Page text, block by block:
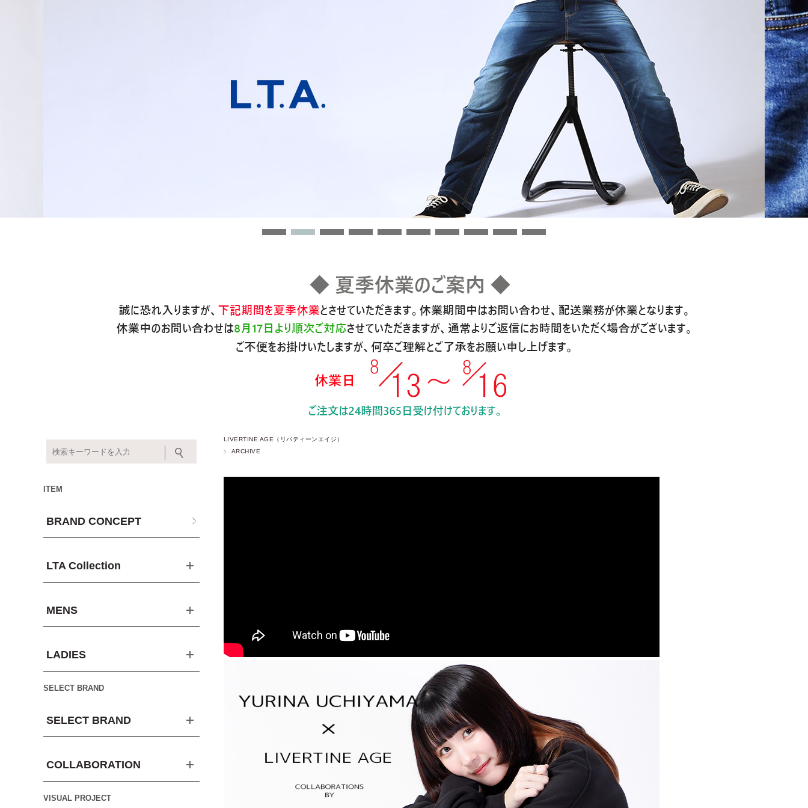
LIVERTINE AGE（リバティーンエイジ）
ARCHIVE
ITEM
BRAND CONCEPT
LTA Collection
MENS
LADIES
SELECT BRAND
SELECT BRAND
COLLABORATION
VISUAL PROJECT